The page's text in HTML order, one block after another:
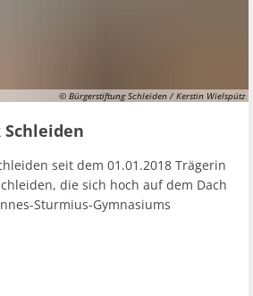
© Bürgerstiftung Schleiden / Kerstin Wielspütz
seit dem 01.01.2018 Trägerin
die sich hoch auf dem Dach
Sturmius-Gymnasiums